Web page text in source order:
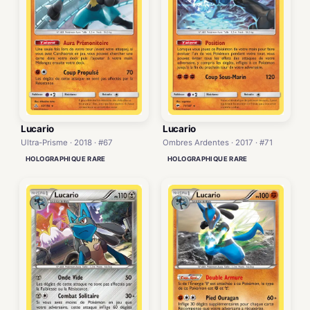
Lucario
Ultra-Prisme · 2018 · #67
HOLOGRAPHIQUE RARE
Lucario
Ombres Ardentes · 2017 · #71
HOLOGRAPHIQUE RARE